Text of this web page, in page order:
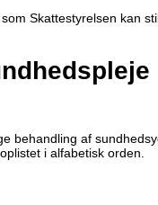
Skattestyrelsen kan
behandling af
i alfabetisk orden.